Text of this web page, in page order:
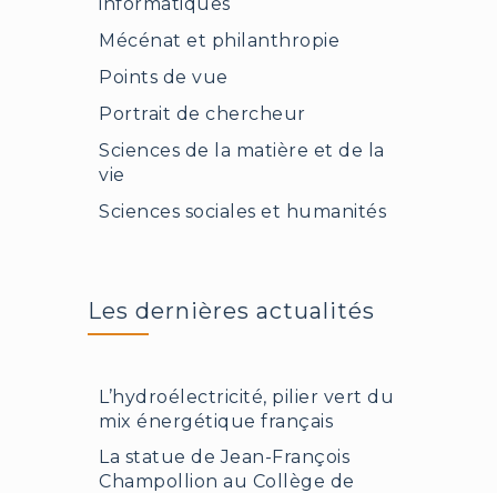
Mécénat et philanthropie
Points de vue
Portrait de chercheur
Sciences de la matière et de la
vie
Sciences sociales et humanités
Les dernières actualités
L’hydroélectricité, pilier vert du
mix énergétique français
La statue de Jean-François
Champollion au Collège de